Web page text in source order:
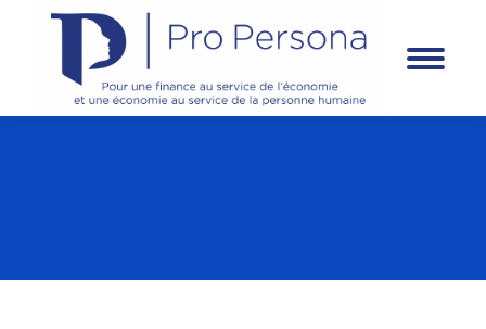
Panneau de gestion des cookies